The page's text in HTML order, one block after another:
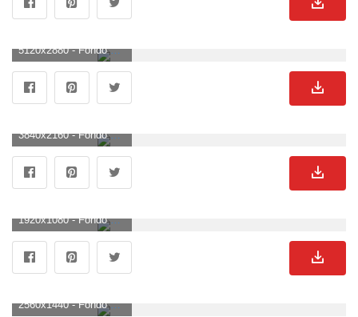
5120x2880 - Fondo de pantalla de 5120x2880. Fondo de pantalla de Miles Morales.
3840x2160 - Fondo de pantalla de 3840x2160. Imágen 4K Ultra HD de Miles Morales.
1920x1080 - Fondo de pantalla de 1920x1080. Wallpaper para escritorio HD 1080p de Miles Morales.
2560x1440 - Fondo de pantalla de 2560x1440. Fondo de pantalla 2K de Miles Morales.